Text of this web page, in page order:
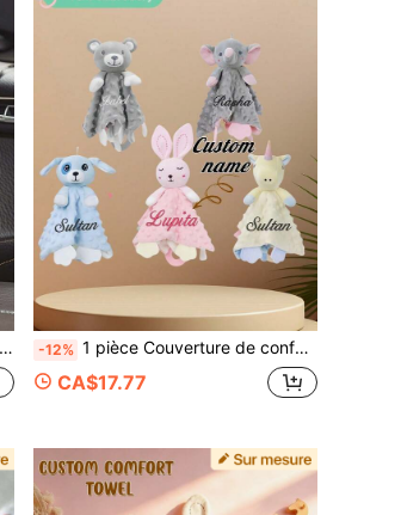
-12% 1 pièce Couverture de confort en forme d'animal avec texte brodé personnalisé, Mouchoir de confort avec nom personnalisé, Couverture de confort en forme d'animal mignon personnalisée avec anneau de dentition en silicone, Couverture de confort en forme d'animal, Développement visuel émotionnel, Fête des mères, Famille, Couples, Anniversaire, Noël, Halloween, Cadeaux du Nouvel An, Rampement intellectuel, Coordination main-œil, Culture de l'intérêt, Sans peluches, Tissu doux, Inodore, Cadeau pour les nouvelles mamans, Cadeau pour les femmes enceintes, Cadeau pour le fils, la fille
CA$17.77